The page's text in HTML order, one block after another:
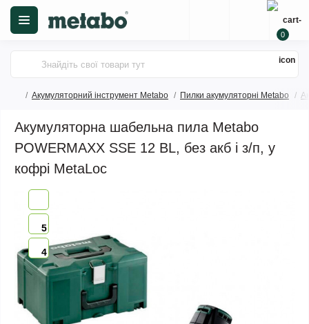
0
Акумуляторний інструмент Metabo Пилки акумуляторні Metabo
Акумуляторна шабельна пила Metabo
POWERMAXX SSE 12 BL, без акб і з/п, у
кофрі MetaLoc
5
4